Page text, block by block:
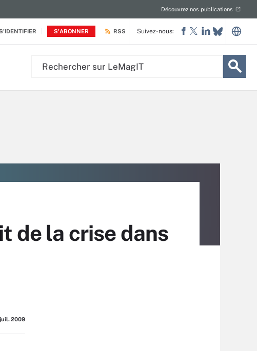
S'ABONNER
Découvrez nos publications
RSS Suivez-nous:
de la crise dans
2009